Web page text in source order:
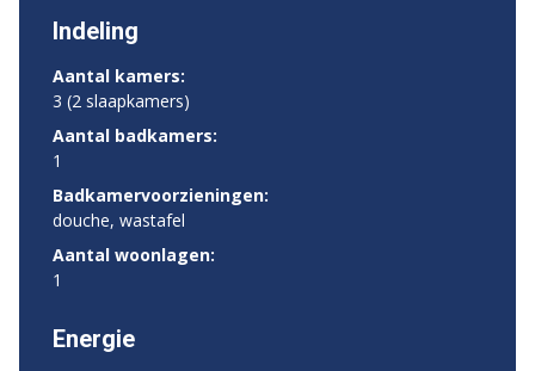
Indeling
Aantal kamers:
3 (2 slaapkamers)
Aantal badkamers:
1
Badkamervoorzieningen:
douche, wastafel
Aantal woonlagen:
1
Energie